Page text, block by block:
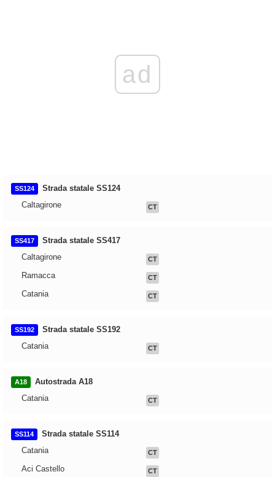
ad
SS124
Strada statale SS124
Caltagirone
CT
SS417
Strada statale SS417
Caltagirone
CT
Ramacca CT
Catania CT
SS192
Strada statale SS192
Catania
CT
A18
Autostrada A18
Catania
CT
SS114
Strada statale SS114
Catania
CT
Aci Castello CT